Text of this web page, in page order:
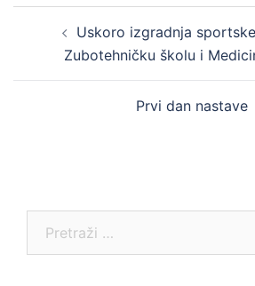
navigationUskoro izgradnja
Zubotehničku školu i
Prvi dan nastave